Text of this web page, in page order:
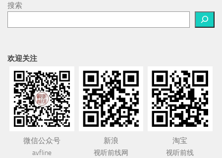
搜索
欢迎关注
微信公众号
avfline
新浪
视听前线网
淘宝
视听前线